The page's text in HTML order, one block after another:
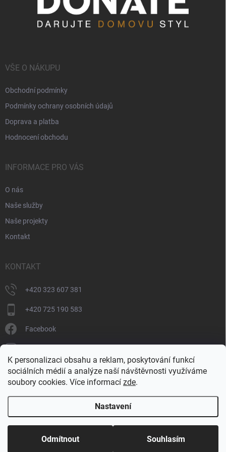
K personalizaci obsahu a reklam, poskytování funkcí
sociálních médií a analýze naší návštěvnosti využíváme
soubory cookies. Více informací zde.
Nastavení
Odmítnout Souhlasím
VŠE O NÁKUPU
Obchodní podmínky
Podmínky ochrany osobních údajů
Doprava a platba
Hodnocení obchodu
INFORMACE PRO VÁS
O nás
Naše služby
Naše projekty
Kontakt
KONTAKT
+420 323 607 381
+420 725 190 583
Facebook
+420 725 190 583
Copyright 2026DONATE. Všechna práva vyhrazena.Upravit nastavení